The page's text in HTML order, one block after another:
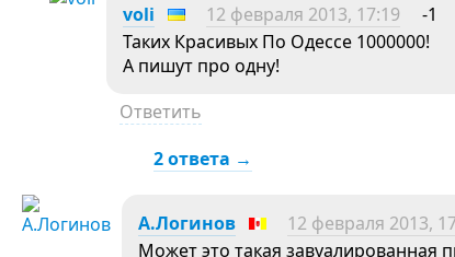
voli 12 февраля 2013, 17:19
-1
Таких Красивых По Одессе 1000000!
А пишут про одну!
Ответить
2 ответа →
А.Логинов 12 февраля 2013,
Может это такая завуалированная